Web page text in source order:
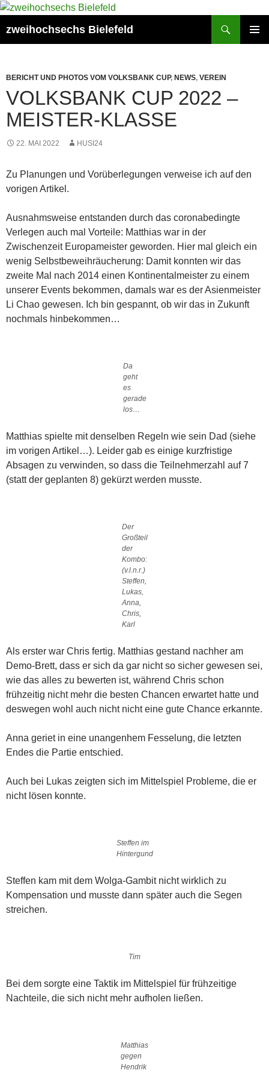
Zum
springen
zweihochsechs Bielefeld
BERICHT UND PHOTOS VOM VOLKSBANK CUP, NEWS, VEREIN
VOLKSBANK CUP 2022 –
MEISTER-KLASSE
22. MAI 2022 HUSI24
Zu Planungen und Vorüberlegungen verweise ich auf den
vorigen Artikel.
Ausnahmsweise entstanden durch das coronabedingte
Verlegen auch mal Vorteile: Matthias war in der
Zwischenzeit Europameister geworden. Hier mal gleich ein
wenig Selbstbeweihräucherung: Damit konnten wir das
zweite Mal nach 2014 einen Kontinentalmeister zu einem
unserer Events bekommen, damals war es der Asienmeister
Li Chao gewesen. Ich bin gespannt, ob wir das in Zukunft
nochmals hinbekommen…
Da
geht
es
gerade
los…
Matthias spielte mit denselben Regeln wie sein Dad (siehe
im vorigen Artikel…). Leider gab es einige kurzfristige
Absagen zu verwinden, so dass die Teilnehmerzahl auf 7
(statt der geplanten 8) gekürzt werden musste.
Der
Großteil
der
Kombo:
(v.l.n.r.)
Steffen,
Lukas,
Anna,
Chris,
Karl
Als erster war Chris fertig. Matthias gestand nachher am
Demo-Brett, dass er sich da gar nicht so sicher gewesen sei,
wie das alles zu bewerten ist, während Chris schon
frühzeitig nicht mehr die besten Chancen erwartet hatte und
deswegen wohl auch nicht nicht eine gute Chance erkannte.
Anna geriet in eine unangenhem Fesselung, die letzten
Endes die Partie entschied.
Auch bei Lukas zeigten sich im Mittelspiel Probleme, die er
nicht lösen konnte.
Steffen im
Hintergund
Steffen kam mit dem Wolga-Gambit nicht wirklich zu
Kompensation und musste dann später auch die Segen
streichen.
Tim
Bei dem sorgte eine Taktik im Mittelspiel für frühzeitige
Nachteile, die sich nicht mehr aufholen ließen.
Matthias
gegen
Hendrik